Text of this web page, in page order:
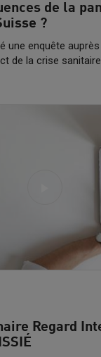
de la
?
une enquête
de la crise
Regard